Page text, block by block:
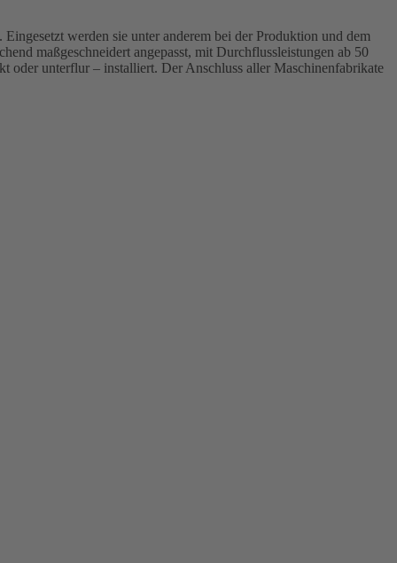
werden sie unter anderem bei der Produktion und dem
maßgeschneidert angepasst, mit Durchflussleistungen ab 50
oder unterflur – installiert. Der Anschluss aller Maschinenfabrikate